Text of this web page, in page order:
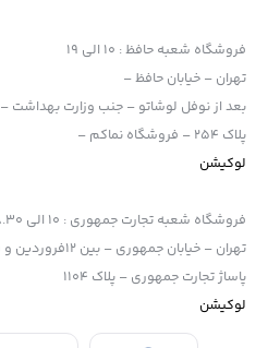
فروشگاه شعبه حافظ: 10 الی 19
تهران – خیابان حافظ –
بعد از نوفل لوشاتو – جنب وزارت بهداشت –
پلاک 254 – فروشگاه نماکم –
لوکیشن
فروشگاه شعبه تجارت جمهوری : 10 الی 18.30
تهران – خیابان جمهوری – بین 12فروردین و فخر رازی
پاساژ تجارت جمهوری – پلاک 1104
لوکیشن